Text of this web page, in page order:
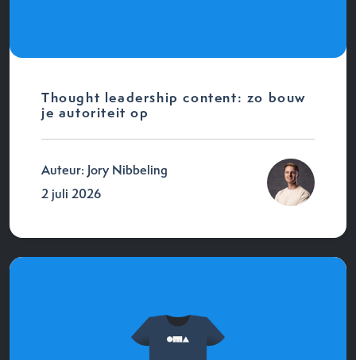
Thought leadership content: zo bouw
je autoriteit op
Auteur: Jory Nibbeling
2 juli 2026